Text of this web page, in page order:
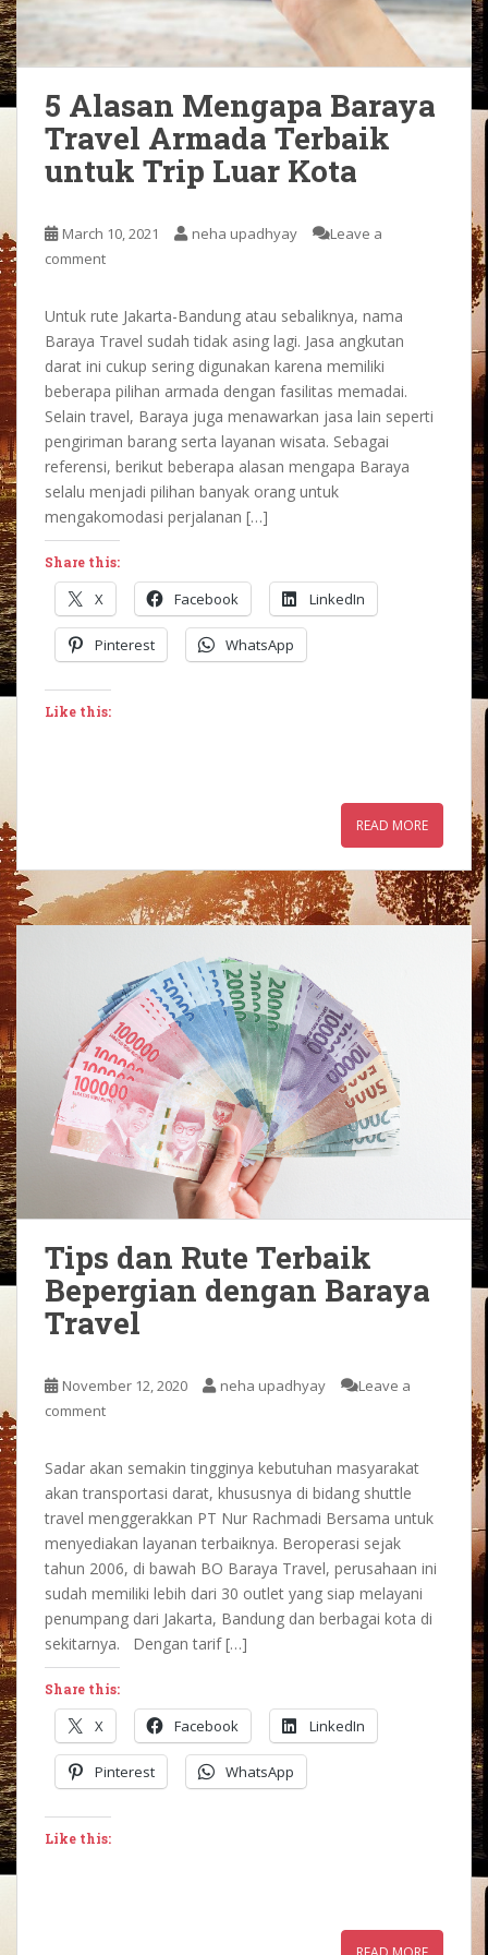
5 Alasan Mengapa Baraya
Travel Armada Terbaik
untuk Trip Luar Kota
March 10, 2021 neha upadhyay
Leave a
comment
Untuk rute Jakarta-Bandung atau sebaliknya, nama
Baraya Travel sudah tidak asing lagi. Jasa angkutan
darat ini cukup sering digunakan karena memiliki
beberapa pilihan armada dengan fasilitas memadai.
Selain travel, Baraya juga menawarkan jasa lain seperti
pengiriman barang serta layanan wisata. Sebagai
referensi, berikut beberapa alasan mengapa Baraya
selalu menjadi pilihan banyak orang untuk
mengakomodasi perjalanan […]
Share this:
X Facebook LinkedIn
Pinterest WhatsApp
Like this:
READ MORE
Tips dan Rute Terbaik
Bepergian dengan Baraya
Travel
November 12, 2020 neha upadhyay
Leave a
comment
Sadar akan semakin tingginya kebutuhan masyarakat
akan transportasi darat, khususnya di bidang shuttle
travel menggerakkan PT Nur Rachmadi Bersama untuk
menyediakan layanan terbaiknya. Beroperasi sejak
tahun 2006, di bawah BO Baraya Travel, perusahaan ini
sudah memiliki lebih dari 30 outlet yang siap melayani
penumpang dari Jakarta, Bandung dan berbagai kota di
sekitarnya. Dengan tarif […]
Share this:
X Facebook LinkedIn
Pinterest WhatsApp
Like this: